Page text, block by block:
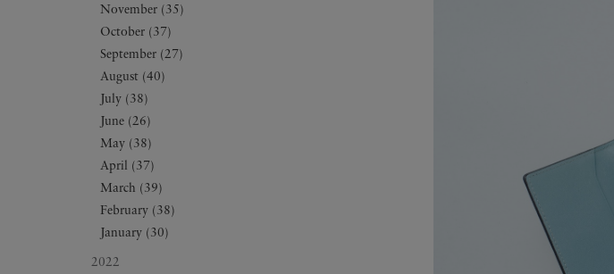
November (35)
October (37)
September (27)
August (40)
July (38)
June (26)
May (38)
April (37)
March (39)
February (38)
January (30)
2022